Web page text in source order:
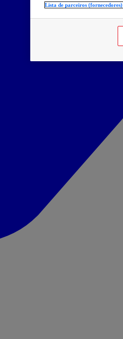
Lista de parceiros (fornecedores)